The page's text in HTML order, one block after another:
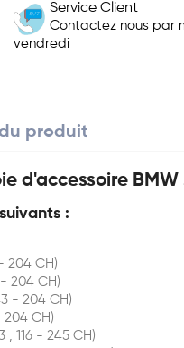
Service Client
Contactez nous par
vendredi
produit
d'accessoire BMW
:
204 CH)
204 CH)
- 204 CH)
CH)
116 - 245 CH)